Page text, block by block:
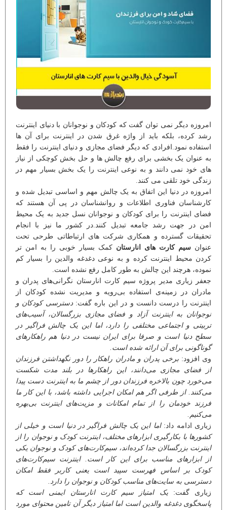
امروزه دیگر نمی توان گفت که کودکان و نوجوانان با دنیای اینترنت
رشد کرده، بلکه باید از واژه غرق شدن در اینترنت برای آن ها
استفاده نمود.افرادی که دیگر فضای مجازی و دنیای اینترنت را فقط
به عنوان یک بخشی برای رفع چالش ها و حل بخش کوچکی از نیاز
های خود نمی دانند و به نوعی اینترنت را یک بخش بسیار مهم در
زندگی خود تلقی می کنند.
امروزه در دنیا این اتفاق به یک چالش مهم و اساسی تبدیل شده و
کارشناسان فناوری اطلاعات و روانشناسان در پی آن هستند که
فضای اینترنت را برای کودکان و نوجوانان نسل جدید به یک محیط
امن در جهت رشد جامعه تبدیل کنند.در کشور ما نیز با انجام
تحقیقات گسترده و همکاری شرکت های ارتباطاتی طرحی تحت
عنوان سیم کارت های انارستان کمک بسیار خوبی را به امن تر
کردن محیط اینترنت کرده و به نوعی دغدغه والدین را بسیار کم
نموده، هرچند این چالش به طور کامل رفع نشده است.
جعفر زیاری مدیر پروژه سیم‌ کارت انارستان نگرانی‌های پدران و
مادران در زمینه‌ی استفاده بی‌رویه و مدیریت نشده کودکان از
اینترنت را درست دانست و در این باره گفت:دسترسی کودکان و
نوجوانان به اینترنت آزاد و فضای مجازی بزرگسالان، آسیب‌های
تربیتی و اجتماعی مختلفی را دارد، اما این یک چالش فراگیر در
سطح دنیا است و صرفا برای ایران نیست در دنیا هم راهکارهای
گوناگونی برای آن ارائه شده است.
وی افزود:برخی پدران و مادران راهکار را دور نگهداشتن فرزندان
از فضای مجازی می‌دانند، این راهکارها در بلند مدت شکست
می‌خورد چون بالاخره فرزندان دور از چشم ما به اینترنت دست پیدا
می‌کنند. از طرفی اگر هم امکان اجرایی داشته باشد، با این کار ما
فرزند خودمان را از تمام امکانات و مزیت‌های اینترنت بی‌بهره
می‌کنیم.
زیاری ادامه داد:اما این یک چالش فراگیر در دنیا است و خیلی از
کشورها با بکارگیری ابزارهای مختلف، اینترنت کودک و نوجوان را از
اینترنت بزرگسالان جدا کرده‌اند، سیم‌‌کارت‌های کودک و نوجوان یکی
از ابزارهای مناسب برای این کار است. اینترنت سیم‌کارت‌های
کودک بر اساس فهرست سپید است یعنی کاربر فقط امکان
دسترسی به سایت‌های مناسب کودکان و نوجوان را دارد.
زیاری گفت:یک امتیاز سیم کارت انارستان ایمنی است که
پاسخگوی دغدغه والدین است اما امتیاز دیگر آن تامین محتوای مورد